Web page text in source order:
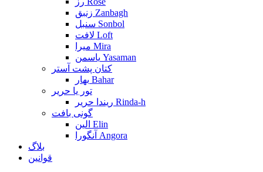
زنبق Zanbagh
سنبل Sonbol
لافت Loft
میرا Mira
یاسمن Yasaman
کتان پشت آستر
بهار Bahar
تور یا حریر
ریندا حریر Rinda-h
گونی بافت
الین Elin
آنگورا Angora
بلاگ
قوانین